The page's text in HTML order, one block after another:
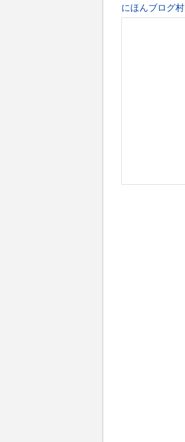
にほんブログ村